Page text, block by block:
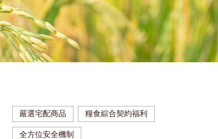
嚴選宅配商品 糧食綜合契約福利
全方位安全機制